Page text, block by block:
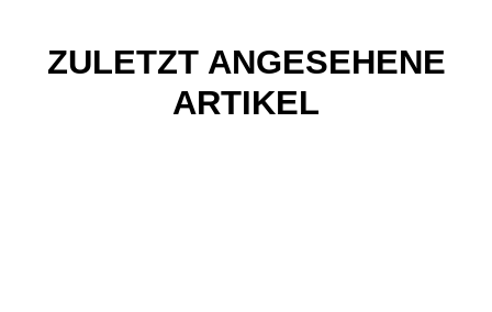
ZULETZT ANGESEHENE
ARTIKEL